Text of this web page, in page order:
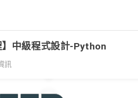
】中級程式設計-Python
訊